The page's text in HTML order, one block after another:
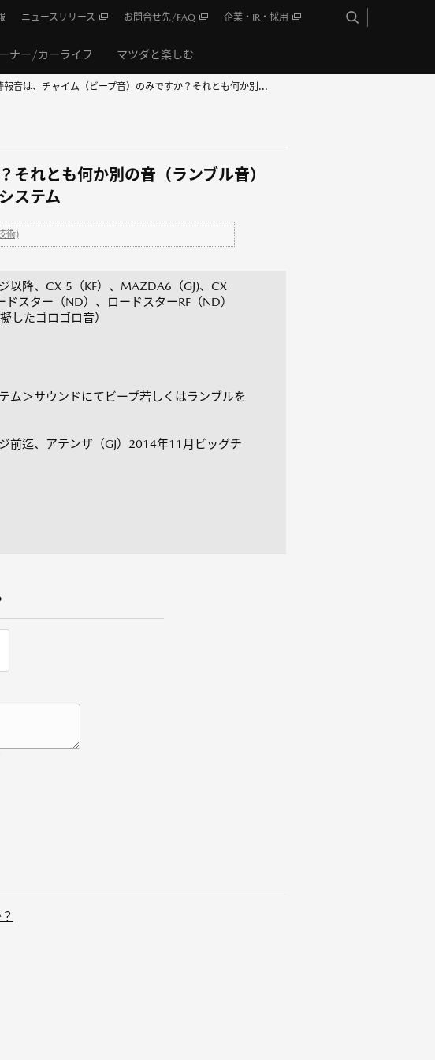
ナー/カーライフ マツダと楽しむ
ニュースリリース お問合せ先/FAQ 企業・IR・採用
報音は、チャイム（ビープ音）のみですか？それとも何か別...
それとも何か別の音（ランブル音）
ステム
術)
以降、CX-5（KF）、MAZDA6（GJ)、CX-
スター（ND）、ロードスターRF（ND）
したゴロゴロ音）
ム＞サウンドにてビープ若しくはランブルを
前迄、アテンザ（GJ）2014年11月ビッグチ